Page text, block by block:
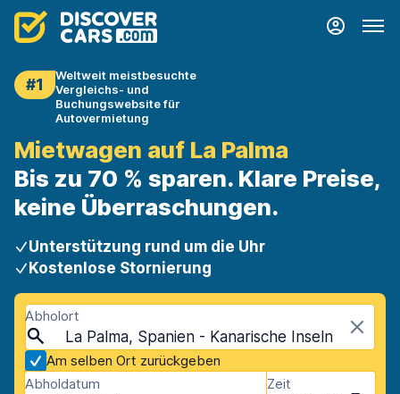
#1
Weltweit meistbesuchte
Vergleichs- und
Buchungswebsite für
Autovermietung
Mietwagen auf La Palma
Bis zu 70 % sparen. Klare Preise,
keine Überraschungen.
Unterstützung rund um die Uhr
Kostenlose Stornierung
Abholort
La Palma, Spanien - Kanarische Inseln
Am selben Ort zurückgeben
Abholdatum
Zeit